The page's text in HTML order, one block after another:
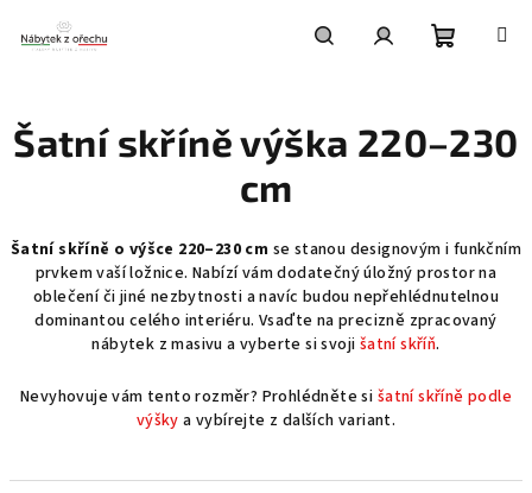
obsah
košík
Šatní skříně výška 220–230
cm
Šatní skříně o výšce 220–230 cm se stanou designovým i funkčním
prvkem vaší ložnice. Nabízí vám dodatečný úložný prostor na
oblečení či jiné nezbytnosti a navíc budou nepřehlédnutelnou
dominantou celého interiéru. Vsaďte na precizně zpracovaný
nábytek z masivu a vyberte si svoji šatní skříň.
Nevyhovuje vám tento rozměr? Prohlédněte si šatní skříně podle
výšky a vybírejte z dalších variant.